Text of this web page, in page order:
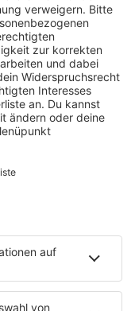
sondern Alltag
uns Deine